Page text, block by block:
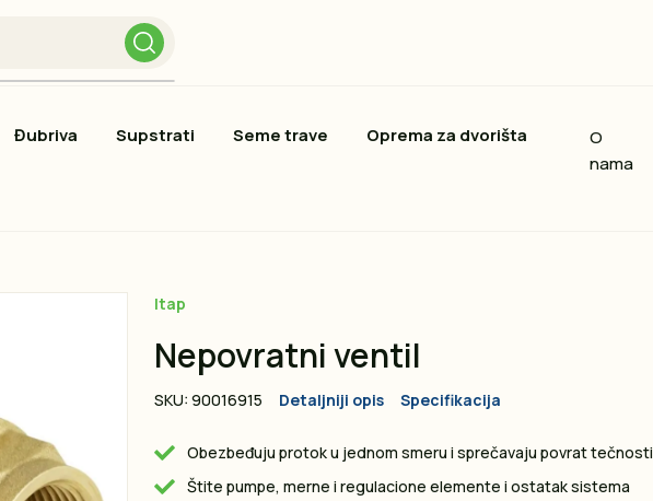
Đubriva Supstrati Seme trave Oprema za dvorišta
O
nama
Itap
Nepovratni ventil
SKU: 90016915 Detaljniji opis Specifikacija
Obezbeđuju protok u jednom smeru i sprečavaju povrat tečnosti
Štite pumpe, merne i regulacione elemente i ostatak sistema